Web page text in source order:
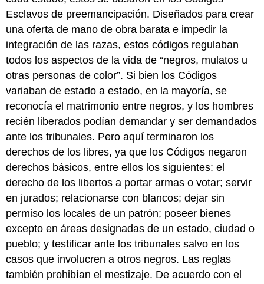
Esclavos de preemancipación. Diseñados para crear
una oferta de mano de obra barata e impedir la
integración de las razas, estos códigos regulaban
todos los aspectos de la vida de “negros, mulatos u
otras personas de color”. Si bien los Códigos
variaban de estado a estado, en la mayoría, se
reconocía el matrimonio entre negros, y los hombres
recién liberados podían demandar y ser demandados
ante los tribunales. Pero aquí terminaron los
derechos de los libres, ya que los Códigos negaron
derechos básicos, entre ellos los siguientes: el
derecho de los libertos a portar armas o votar; servir
en jurados; relacionarse con blancos; dejar sin
permiso los locales de un patrón; poseer bienes
excepto en áreas designadas de un estado, ciudad o
pueblo; y testificar ante los tribunales salvo en los
casos que involucren a otros negros. Las reglas
también prohibían el mestizaje. De acuerdo con el